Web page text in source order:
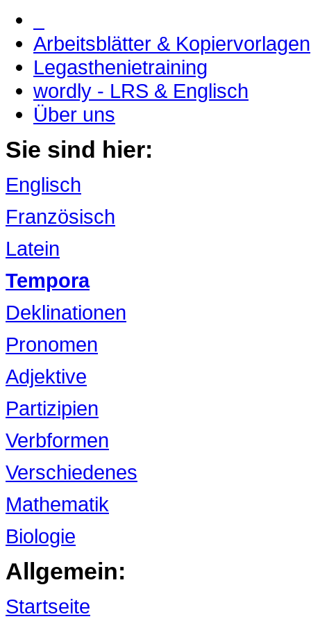
Arbeitsblätter & Kopiervorlagen
Legasthenietraining
wordly - LRS & Englisch
Über uns
Sie sind hier:
Englisch
Französisch
Latein
Tempora
Deklinationen
Pronomen
Adjektive
Partizipien
Verbformen
Verschiedenes
Mathematik
Biologie
Allgemein:
Startseite